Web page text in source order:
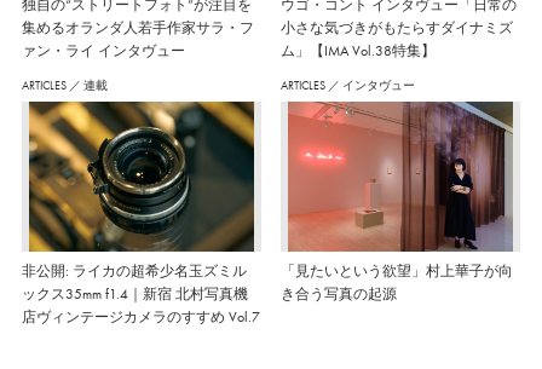
独自の“ストリートフォト”が注目を
集めるオランダ人若手作家サラ・フ
ァン・ライ インタヴュー
ウゴ・コント インタヴュー「日常の
小さな気づきがもたらすダイナミズ
ム」【IMA Vol.38特集】
ARTICLES ／ 連載
非公開: ライカの超希少名玉ズミル
ックス35mm f1.4｜新宿 北村写真機
店ヴィンテージカメラのすすめ Vol.7
ARTICLES ／ インタヴュー
「見たいという欲望」村上華子が向
き合う写真の起源